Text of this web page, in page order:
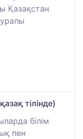
Қазақстан
тілінде)
білім
пен